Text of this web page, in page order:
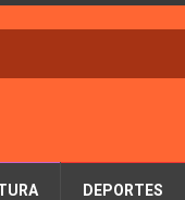
DEPORTES